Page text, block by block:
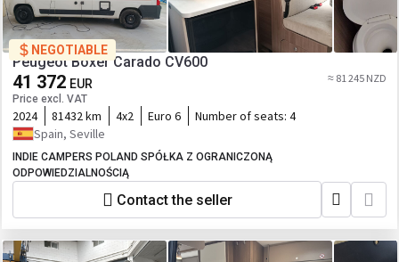
NEGOTIABLE
Peugeot Boxer Carado CV600
41 372 EUR
Price excl. VAT
≈ 81 245 NZD
2024 81432 km 4x2 Euro 6 Number of seats: 4
Spain, Seville
INDIE CAMPERS POLAND SPÓŁKA Z OGRANICZONĄ
ODPOWIEDZIALNOŚCIĄ
Contact the seller